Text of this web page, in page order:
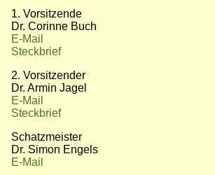
1. Vorsitzende
Dr. Corinne Buch
E-Mail
Steckbrief
2. Vorsitzender
Dr. Armin Jagel
E-Mail
Steckbrief
Schatzmeister
Dr. Simon Engels
E-Mail